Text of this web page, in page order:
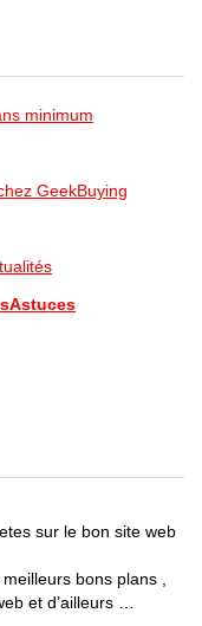
minimum
GeekBuying
sur le bon site web
bons plans ,
et d’ailleurs …